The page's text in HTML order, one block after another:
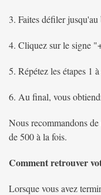
3. Faites défiler
4. Cliquez sur le signe
5. Répétez les étapes 1
6. Au final, vous
Nous recommandons
de 500 à la fois.
Comment retrouver
Lorsque vous avez